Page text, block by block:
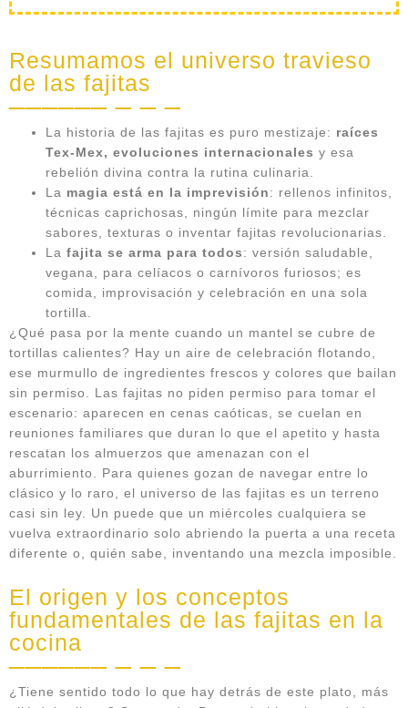
Resumamos el universo travieso
de las fajitas
La historia de las fajitas es puro mestizaje: raíces
Tex-Mex, evoluciones internacionales y esa
rebelión divina contra la rutina culinaria.
La magia está en la imprevisión: rellenos infinitos,
técnicas caprichosas, ningún límite para mezclar
sabores, texturas o inventar fajitas revolucionarias.
La fajita se arma para todos: versión saludable,
vegana, para celíacos o carnívoros furiosos; es
comida, improvisación y celebración en una sola
tortilla.
¿Qué pasa por la mente cuando un mantel se cubre de
tortillas calientes? Hay un aire de celebración flotando,
ese murmullo de ingredientes frescos y colores que bailan
sin permiso. Las fajitas no piden permiso para tomar el
escenario: aparecen en cenas caóticas, se cuelan en
reuniones familiares que duran lo que el apetito y hasta
rescatan los almuerzos que amenazan con el
aburrimiento. Para quienes gozan de navegar entre lo
clásico y lo raro, el universo de las fajitas es un terreno
casi sin ley. Un puede que un miércoles cualquiera se
vuelva extraordinario solo abriendo la puerta a una receta
diferente o, quién sabe, inventando una mezcla imposible.
El origen y los conceptos
fundamentales de las fajitas en la
cocina
¿Tiene sentido todo lo que hay detrás de este plato, más